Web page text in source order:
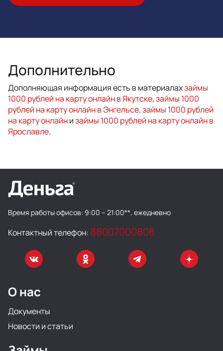
Дополнительно
Дополняющая информация есть в материалахзаймы
1000 рублей на карту онлайн в Якутске,займы 1000
рублей на карту онлайн в Энгельсе,займы 1000 рублей
на карту онлайнизаймы 1000 рублей на карту онлайн в
Ярославле.
Время работы офисов: 9:00 – 21:00**, ежедневно
Контактный телефон: 88007000808
О нас
Документы
Новости и статьи